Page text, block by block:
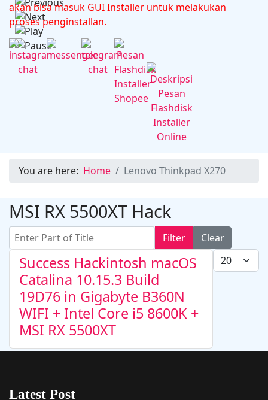
akan bisa masuk GUI Installer untuk melakukan
proses penginstallan.
You are here: Home Lenovo Thinkpad X270
MSI RX 5500XT Hack
Enter Part of Title Filter
Clear
Display #
Success Hackintosh macOS
Catalina 10.15.3 Build
19D76 in Gigabyte B360N
WIFI + Intel Core i5 8600K +
MSI RX 5500XT
Latest Post